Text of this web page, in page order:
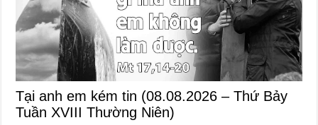
Tại anh em kém tin (08.08.2026 – Thứ Bảy
Tuần XVIII Thường Niên)